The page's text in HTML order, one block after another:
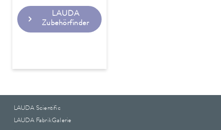
LAUDA
Zubehörfinder
LAUDA Scientific
LAUDA FabrikGalerie